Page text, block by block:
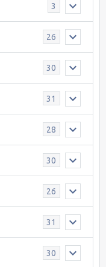
3
26
30
31
28
30
26
31
30